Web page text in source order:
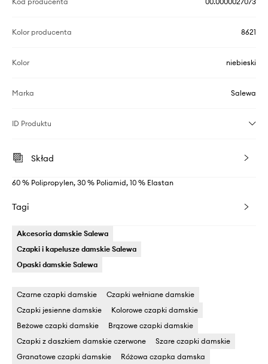
Kolor producenta 8621
Kolor niebieski
Marka Salewa
ID Produktu
Skład
60 % Polipropylen, 30 % Poliamid, 10 % Elastan
Tagi
Akcesoria damskie Salewa
Czapki i kapelusze damskie Salewa
Opaski damskie Salewa
Czarne czapki damskie
Czapki wełniane damskie
Czapki jesienne damskie
Kolorowe czapki damskie
Beżowe czapki damskie
Brązowe czapki damskie
Czapki z daszkiem damskie czerwone
Szare czapki damskie
Granatowe czapki damskie
Różowa czapka damska